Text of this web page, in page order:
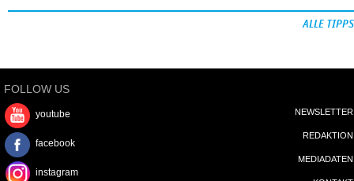
ALLE TIPPS
FOLLOW US
youtube
facebook
instagram
NEWSLETTER
REDAKTION
MEDIADATEN